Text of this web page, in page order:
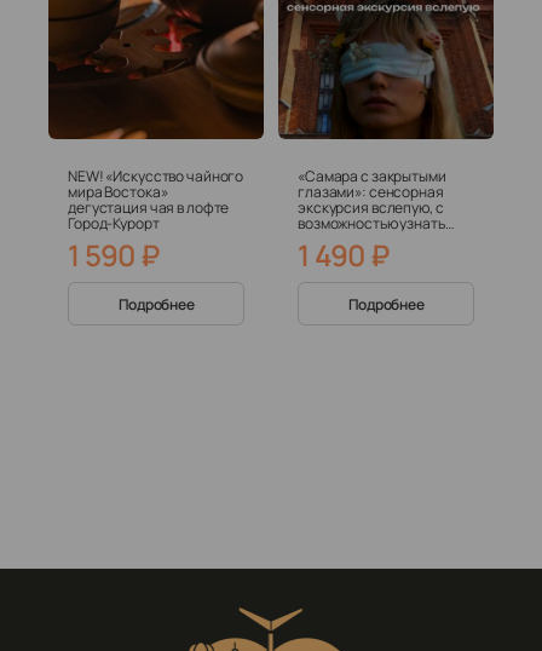
NEW! «Искусство чайного
мира Востока»
дегустация чая в лофте
Город-Курорт
1 590₽
Подробнее
«Самара с закрытыми
глазами»: сенсорная
экскурсия вслепую, с
возможностью узнать
и прикосновения
1 490₽
Подробнее